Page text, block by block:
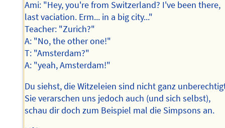
Ami: "Hey, you're from Switzerland? I've been there,
last vaciation. Erm... in a big city..."
Teacher: "Zurich?"
A: "No, the other one!"
T: "Amsterdam?"
A: "yeah, Amsterdam!"
Du siehst, die Witzeleien sind nicht ganz
Sie verarschen uns jedoch auch (und sich selbst),
schau dir doch zum Beispiel mal die Simpsons an.